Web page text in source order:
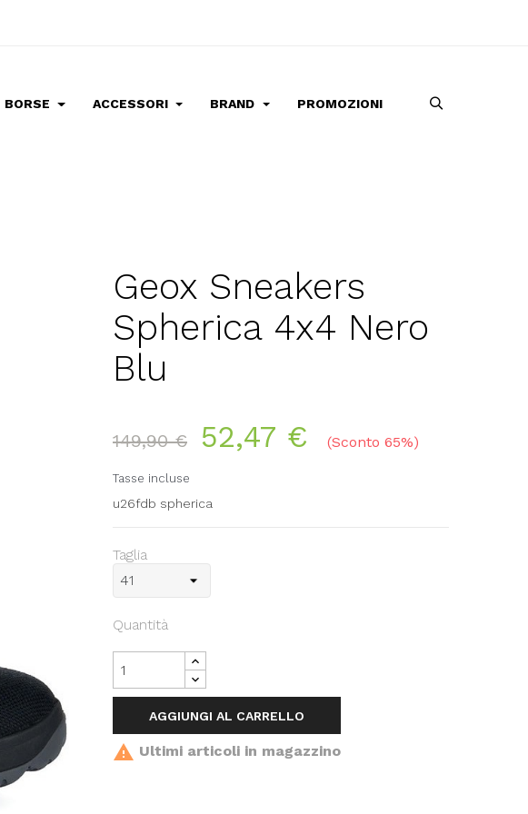
BORSE ACCESSORI BRAND PROMOZIONI
Geox Sneakers
Spherica 4x4 Nero
Blu
149,90 € 52,47 € Sconto 65%
Tasse incluse
u26fdb spherica
Taglia
Quantità
AGGIUNGI AL CARRELLO
 Ultimi articoli in magazzino